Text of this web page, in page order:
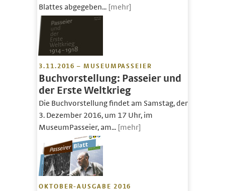
Blattes abgegeben... [mehr]
3.11.2016 – MUSEUMPASSEIER
Buchvorstellung: Passeier und
der Erste Weltkrieg
Die Buchvorstellung findet am Samstag, den
3. Dezember 2016, um 17 Uhr, im
MuseumPasseier, am... [mehr]
OKTOBER-AUSGABE 2016